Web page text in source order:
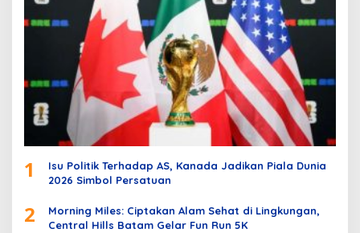
1
Isu Politik Terhadap AS, Kanada Jadikan Piala Dunia
2026 Simbol Persatuan
2
Morning Miles: Ciptakan Alam Sehat di Lingkungan,
Central Hills Batam Gelar Fun Run 5K